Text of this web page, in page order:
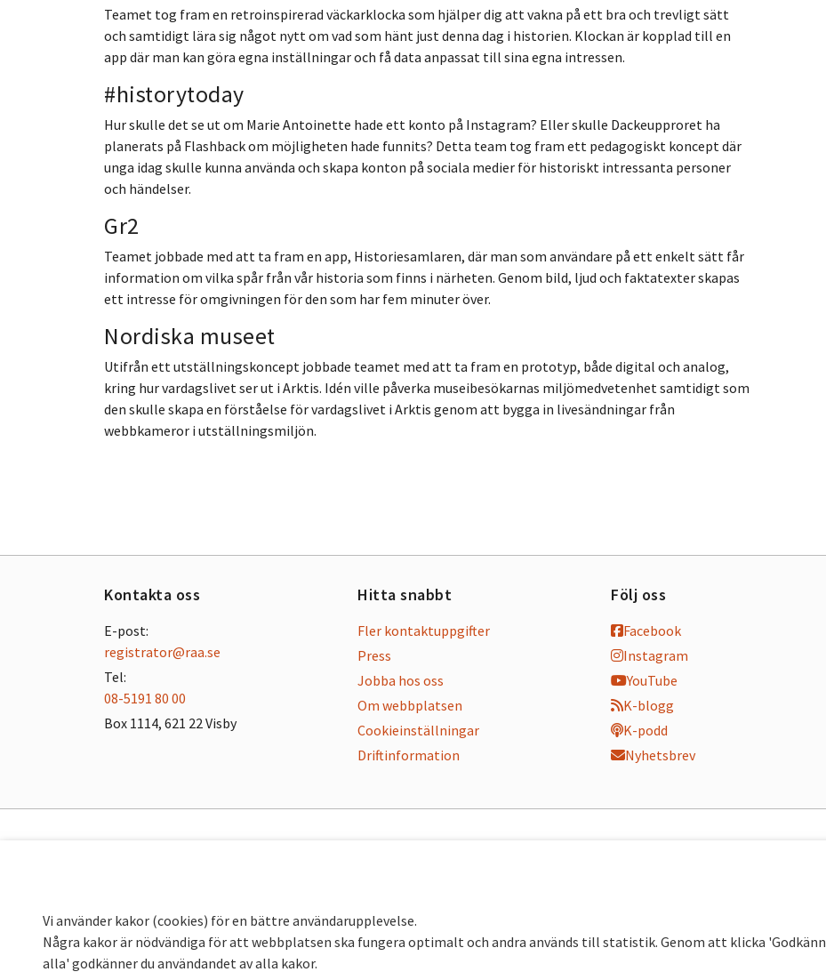
Teamet tog fram en retroinspirerad väckarklocka som hjälper dig att vakna på ett bra och trevligt sätt
och samtidigt lära sig något nytt om vad som hänt just denna dag i historien. Klockan är kopplad till en
app där man kan göra egna inställningar och få data anpassat till sina egna intressen.
#historytoday
Hur skulle det se ut om Marie Antoinette hade ett konto på Instagram? Eller skulle Dackeupproret ha
planerats på Flashback om möjligheten hade funnits? Detta team tog fram ett pedagogiskt koncept där
unga idag skulle kunna använda och skapa konton på sociala medier för historiskt intressanta personer
och händelser.
Gr2
Teamet jobbade med att ta fram en app, Historiesamlaren, där man som användare på ett enkelt sätt får
information om vilka spår från vår historia som finns i närheten. Genom bild, ljud och faktatexter skapas
ett intresse för omgivningen för den som har fem minuter över.
Nordiska museet
Utifrån ett utställningskoncept jobbade teamet med att ta fram en prototyp, både digital och analog,
kring hur vardagslivet ser ut i Arktis. Idén ville påverka museibesökarnas miljömedvetenhet samtidigt som
den skulle skapa en förståelse för vardagslivet i Arktis genom att bygga in livesändningar från
webbkameror i utställningsmiljön.
Kontakta oss
E-post:
registrator@raa.se
Tel:
08-5191 80 00
Box 1114, 621 22 Visby
Hitta snabbt
Fler kontaktuppgifter
Press
Jobba hos oss
Om webbplatsen
Cookieinställningar
Driftinformation
Följ oss
Facebook
Instagram
YouTube
K-blogg
K-podd
Nyhetsbrev
Vi använder kakor (cookies) för en bättre användarupplevelse.
Några kakor är nödvändiga för att webbplatsen ska fungera optimalt och andra används till statistik. Genom att klicka 'Godkänn
alla' godkänner du användandet av alla kakor.